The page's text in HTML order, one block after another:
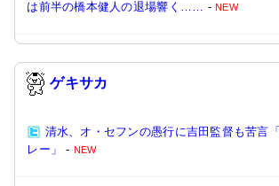
は前半の橋本健人の退場響く…… -NEW
ゲキサカ
清水、オ・セフンの愚行に吉田監督も苦言
レー」
- NEW